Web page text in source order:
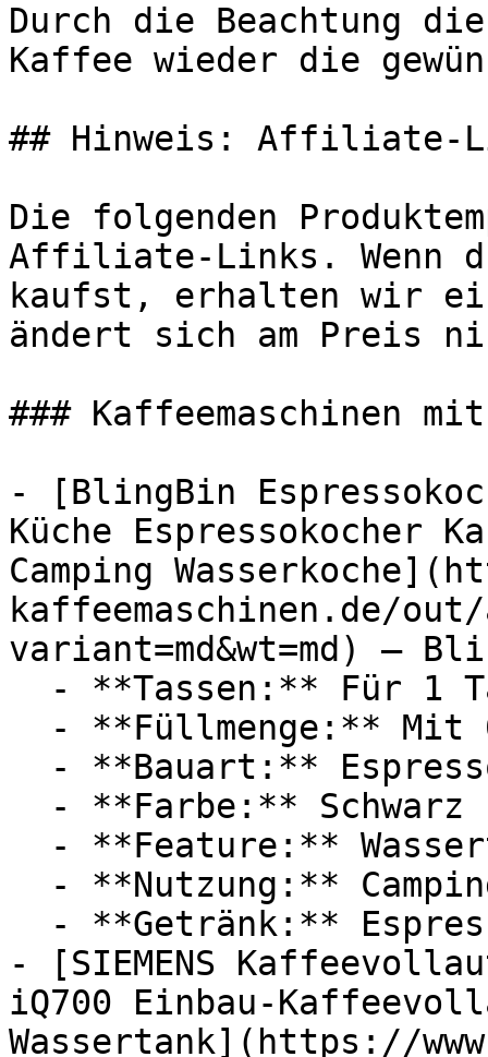
Durch die Beachtung
Kaffee wieder die
## Hinweis: Affiliate-
Die folgenden
Affiliate-Links. Wenn
kaufst, erhalten wir
ändert sich am Preis
### Kaffeemaschinen
- [BlingBin
Küche Espressokocher
Camping
kaffeemaschinen.de/out/
variant=md&wt=md) —
- [SIEMENS
iQ700 Einbau-
Wassertank](https://